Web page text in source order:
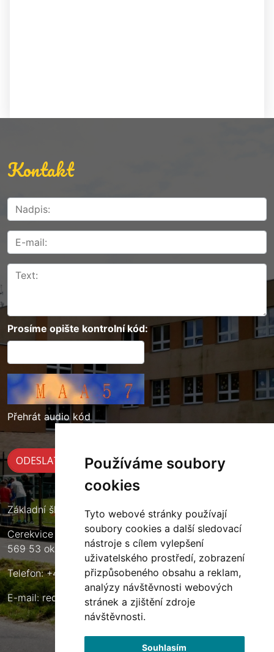
Používáme soubory
cookies
Tyto webové stránky používají
soubory cookies a další sledovací
nástroje s cílem vylepšení
uživatelského prostředí, zobrazení
přizpůsobeného obsahu a reklam,
analýzy návštěvnosti webových
stránek a zjištění zdroje
návštěvnosti.
Souhlasím
Kontakt
Prosíme opište kontrolní kód:
Přehrát audio kód
Základní škola Cerekvice nad Loučnou
Cerekvice nad Loučnou 135
569 53 okres Svitavy
Telefon: +420 461 633 140
E-mail:reditel@zscerekvice.cz